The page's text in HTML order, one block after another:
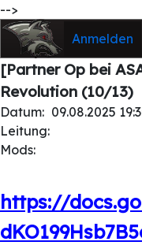
-->
Anmelden
[Partner Op bei
Revolution (10/13)
Datum: 09.08.2025
Leitung:
Mods:
https://